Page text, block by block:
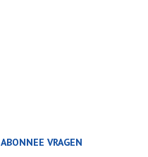
ABONNEE VRAGEN